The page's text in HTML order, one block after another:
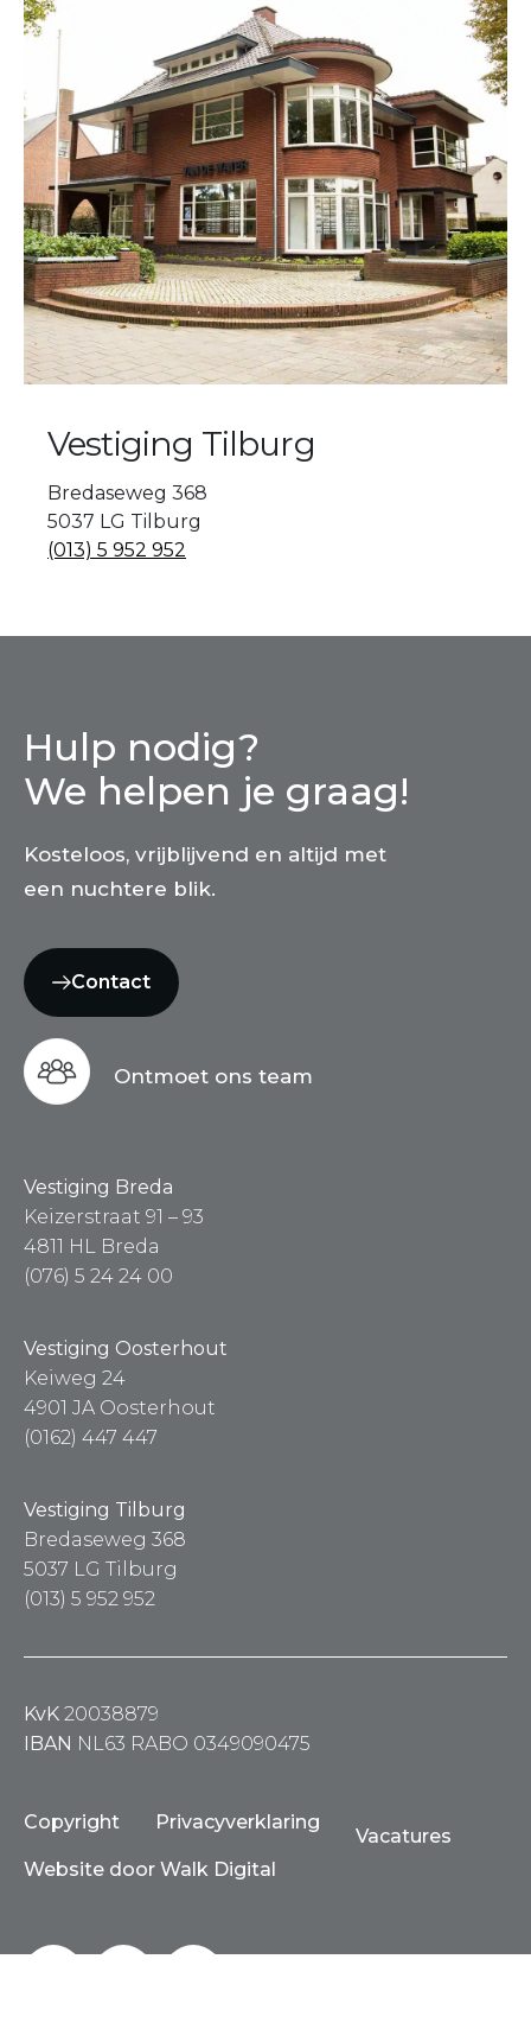
Vestiging Tilburg
Bredaseweg 368
5037 LG Tilburg
(013) 5 952 952
Hulp nodig?
We helpen je graag!
Kosteloos, vrijblijvend en altijd met
een nuchtere blik.
Contact
Ontmoet ons team
Vestiging Breda
Keizerstraat 91 – 93
4811 HL Breda
(076) 5 24 24 00
Vestiging Oosterhout
Keiweg 24
4901 JA Oosterhout
(0162) 447 447
Vestiging Tilburg
Bredaseweg 368
5037 LG Tilburg
(013) 5 952 952
KvK 20038879
IBAN NL63 RABO 0349090475
Copyright Privacyverklaring
Vacatures
Website door Walk Digital